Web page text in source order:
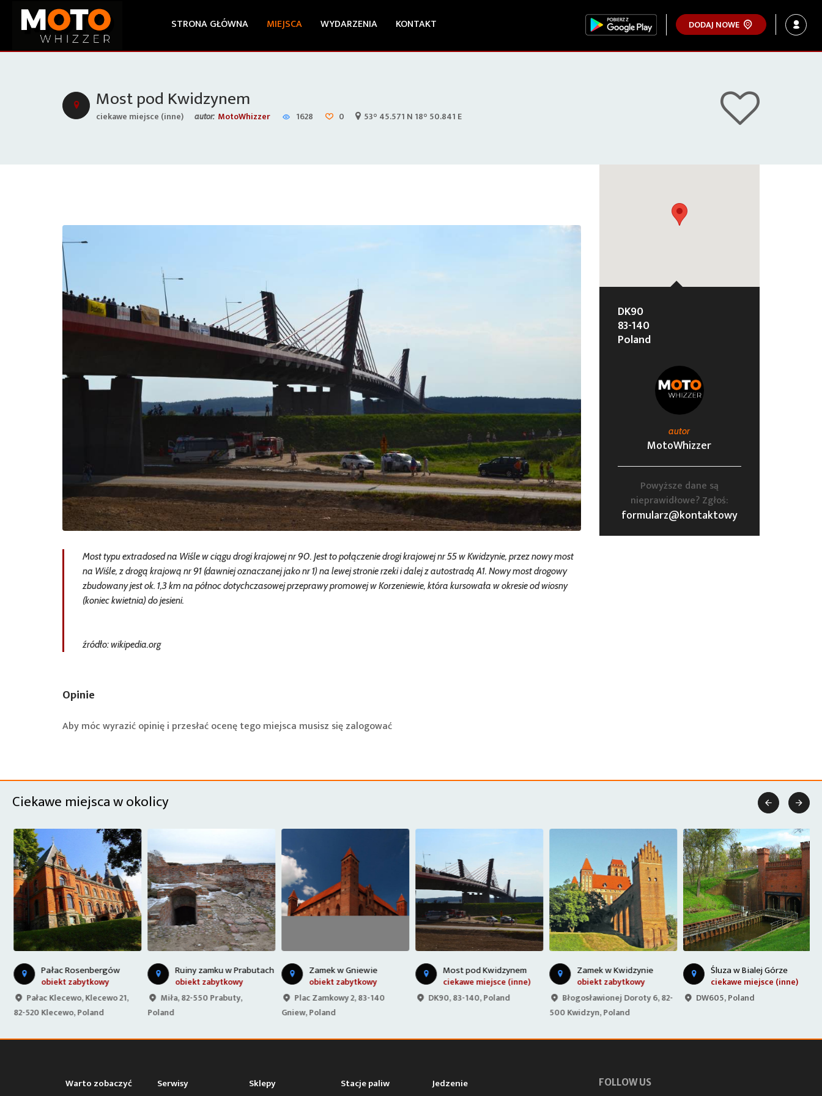
STRONA GŁÓWNA MIEJSCA WYDARZENIA KONTAKT DODAJ NOWE
Most pod Kwidzynem
ciekawe miejsce (inne) autor: MotoWhizzer 1628 0 53° 45.571 N 18° 50.841 E
Most typu extradosed na Wiśle w ciągu drogi krajowej nr 90. Jest to połączenie drogi krajowej nr 55 w Kwidzynie, przez nowy most
na Wiśle, z drogą krajową nr 91 (dawniej oznaczanej jako nr 1) na lewej stronie rzeki i dalej z autostradą A1. Nowy most drogowy
zbudowany jest ok. 1,3 km na północ dotychczasowej przeprawy promowej w Korzeniewie, która kursowała w okresie od wiosny
(koniec kwietnia) do jesieni.
źródło: wikipedia.org
Opinie
Aby móc wyrazić opinię i przesłać ocenę tego miejsca musisz sięzalogować
DK90
83-140
Poland
autor
MotoWhizzer
Powyższe dane są
nieprawidłowe? Zgłoś:
formularz@kontaktowy
Ciekawe miejsca w okolicy
Pałac Rosenbergów
obiekt zabytkowy
Pałac Klecewo, Klecewo 21,
82-520 Klecewo, Poland
Ruiny zamku w Prabutach
obiekt zabytkowy
Miła, 82-550 Prabuty,
Poland
Zamek w Gniewie
obiekt zabytkowy
Plac Zamkowy 2, 83-140
Gniew, Poland
Most pod Kwidzynem
ciekawe miejsce (inne)
DK90, 83-140, Poland
Zamek w Kwidzynie
obiekt zabytkowy
Błogosławionej Doroty 6, 82-
500 Kwidzyn, Poland
Śluza w Bialej Górze
ciekawe miejsce (inne)
DW605, Poland
 
Warto zobaczyć Serwisy Sklepy Stacje paliw
Jedzenie
FOLLOW US